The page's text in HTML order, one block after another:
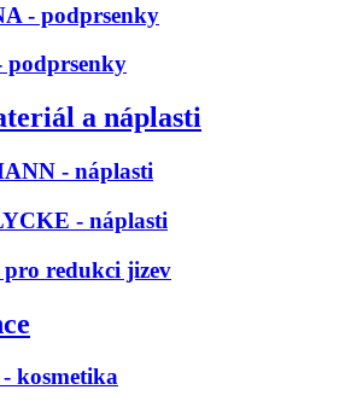
- podprsenky
podprsenky
a náplasti
- náplasti
- náplasti
redukci jizev
kosmetika